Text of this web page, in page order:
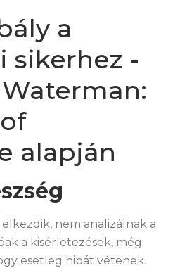
a
sikerhez -
alapján
nem analizálnak a
a kisérletezések, még
esetleg hibát vétenek.